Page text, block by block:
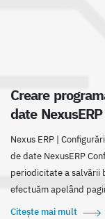
Creare
date NexusERP
Nexus ERP |
de date NexusERP
periodicitate a salvării
efectuăm apelând
Citește mai mult